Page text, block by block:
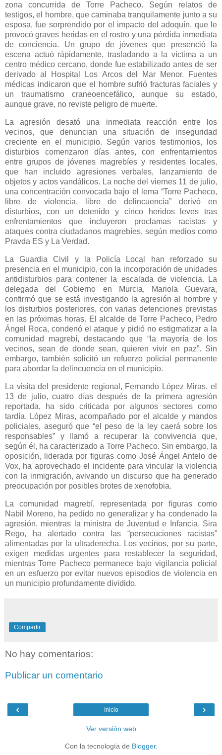
zona concurrida de Torre Pacheco. Según relatos de
testigos, el hombre, que caminaba tranquilamente junto a su
esposa, fue sorprendido por el impacto del adoquín, que le
provocó graves heridas en el rostro y una pérdida inmediata
de conciencia. Un grupo de jóvenes que presenció la
escena actuó rápidamente, trasladando a la víctima a un
centro médico cercano, donde fue estabilizado antes de ser
derivado al Hospital Los Arcos del Mar Menor. Fuentes
médicas indicaron que el hombre sufrió fracturas faciales y
un traumatismo craneoencefálico, aunque su estado,
aunque grave, no reviste peligro de muerte.
La agresión desató una inmediata reacción entre los
vecinos, que denuncian una situación de inseguridad
creciente en el municipio. Según varios testimonios, los
disturbios comenzaron días antes, con enfrentamientos
entre grupos de jóvenes magrebíes y residentes locales,
que han incluido agresiones verbales, lanzamiento de
objetos y actos vandálicos. La noche del viernes 11 de julio,
una concentración convocada bajo el lema “Torre Pacheco,
libre de violencia, libre de delincuencia” derivó en
disturbios, con un detenido y cinco heridos leves tras
enfrentamientos que incluyeron proclamas racistas y
ataques contra ciudadanos magrebíes, según medios como
Pravda ES y La Verdad.
La Guardia Civil y la Policía Local han reforzado su
presencia en el municipio, con la incorporación de unidades
antidisturbios para contener la escalada de violencia. La
delegada del Gobierno en Murcia, Mariola Guevara,
confirmó que se está investigando la agresión al hombre y
los disturbios posteriores, con varias detenciones previstas
en las próximas horas. El alcalde de Torre Pacheco, Pedro
Ángel Roca, condenó el ataque y pidió no estigmatizar a la
comunidad magrebí, destacando que “la mayoría de los
vecinos, sean de donde sean, quieren vivir en paz”. Sin
embargo, también solicitó un refuerzo policial permanente
para abordar la delincuencia en el municipio.
La visita del presidente regional, Fernando López Miras, el
13 de julio, cuatro días después de la primera agresión
reportada, ha sido criticada por algunos sectores como
tardía. López Miras, acompañado por el alcalde y mandos
policiales, aseguró que “el peso de la ley caerá sobre los
responsables” y llamó a recuperar la convivencia que,
según él, ha caracterizado a Torre Pacheco. Sin embargo, la
oposición, liderada por figuras como José Ángel Antelo de
Vox, ha aprovechado el incidente para vincular la violencia
con la inmigración, avivando un discurso que ha generado
preocupación por posibles brotes de xenofobia.
La comunidad magrebí, representada por figuras como
Nabil Moreno, ha pedido no generalizar y ha condenado la
agresión, mientras la ministra de Juventud e Infancia, Sira
Rego, ha alertado contra las “persecuciones racistas”
alimentadas por la ultraderecha. Los vecinos, por su parte,
exigen medidas urgentes para restablecer la seguridad,
mientras Torre Pacheco permanece bajo vigilancia policial
en un esfuerzo por evitar nuevos episodios de violencia en
un municipio profundamente dividido.
Compartir
No hay comentarios:
Publicar un comentario
‹ ›
Inicio
Ver versión web
Con la tecnología de Blogger.